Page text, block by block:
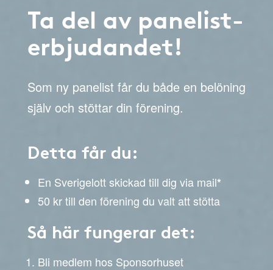
Ta del av panelist-
erbjudandet!
Som ny panelist får du både en belöning
själv och stöttar din förening.
Detta får du:
En Sverigelott skickad till dig via mail*
50 kr till den förening du valt att stötta
Så här fungerar det:
Bli medlem hos Sponsorhuset